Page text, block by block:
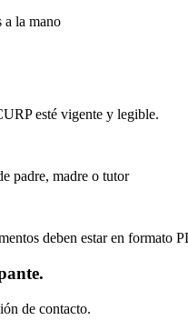
a la mano
esté vigente y legible.
padre, madre o tutor
deben estar en formato
de contacto.